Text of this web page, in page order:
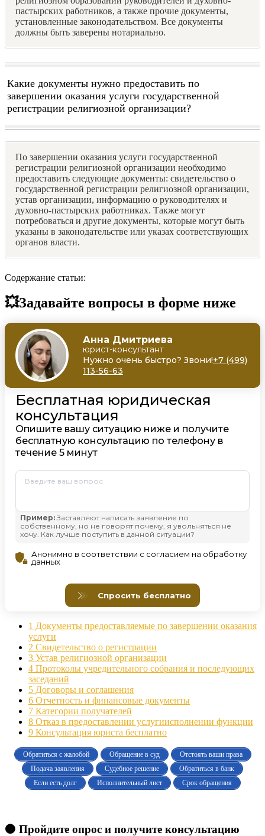
пастырских работников, а также прочие документы,
установленные законодательством. Все документы
должны быть заверены нотариально.
Какие документы нужно предоставить по
завершении оказания услуги государственной
регистрации религиозной организации?
По завершении оказания услуги государственной
регистрации религиозной организации необходимо
предоставить следующие документы: свидетельство о
государственной регистрации религиозной организации,
устав организации, информацию о руководителях и
духовно-пастырских работниках. Также могут
потребоваться и другие документы, которые могут быть
указаны в законодательстве или указах соответствующих
органов власти.
Содержание статьи:
💥Задавайте вопросы в форме ниже
1 Документы предоставляемые по завершении оказания
услуги
2 Свидетельство о регистрации
3 Устав религиозной организации
4 Протоколы учредительного собрания и последующих
заседаний
5 Договоры и соглашения
6 Отчетность и финансовые документы
7 Категории получателей
8 Отказ в предоставлении услугиисполнении функции
9 Консультация юриста бесплатно
Обратиться с жалобой Обращение в суд
Отстоять ваши права
Подача заявления
Судебное решение
Обратиться в банк
Если есть долг
Исполнительный лист Срок обращения
🟠 Пройдите опрос и получите консультацию